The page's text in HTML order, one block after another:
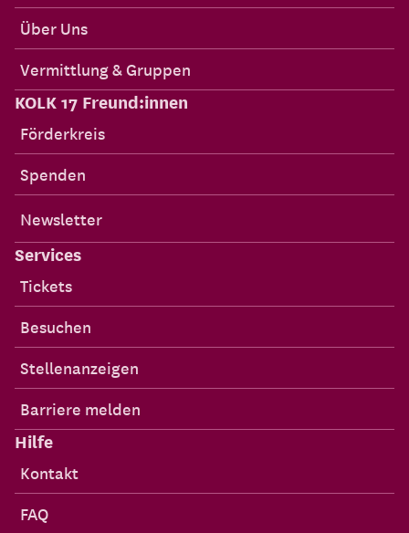
Über Uns
Vermittlung & Gruppen
KOLK 17 Freund:innen
Förderkreis
Spenden
Newsletter
Services
Tickets
Besuchen
Stellenanzeigen
Barriere melden
Hilfe
Kontakt
FAQ